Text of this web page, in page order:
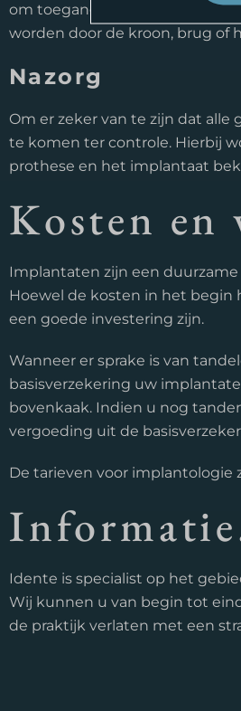
om toegang tot het implantaat
worden door de kroon, brug of
Nazorg
Om er zeker van te zijn dat
te komen ter controle. Hierbij
prothese en het implantaat
Kosten en
Implantaten zijn een
Hoewel de kosten in het begin
een goede investering zijn.
Wanneer er sprake is van
basisverzekering uw
bovenkaak. Indien u nog
vergoeding uit de
De tarieven voor implantologie
Idente is specialist op het
Wij kunnen u van begin tot
de praktijk verlaten met een